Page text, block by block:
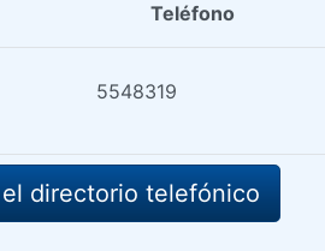
Teléfono
5548319
directorio telefónico